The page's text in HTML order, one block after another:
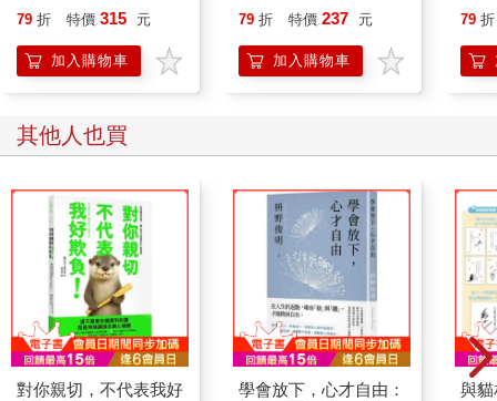
齡慢慢增長，當我們被教育要懂禮貌、要適當表達情緒、要考量
他人的感受，在這些外在規範的影響下，我們逐漸學會將真實的
感受藏在內心深處，開始用微笑掩蓋不悅，用沉默取代抗議，用
★你可以做的練習：
解釋，不需合理化，哪怕只是「我現在感覺有點悶，但不知道為
什麼……」。這是重新喚醒自我覺察的起點，是訓練自我覺察的
第一步，讓大腦從「空白」慢慢習慣連結身體與心裡的聲音。
自我表達必須建立在覺察與尊重自己內在感受的基礎之上，透過
這樣的方式，將長期以來被我們忽略的真實聲音找回來。只有重
新學習聆聽自己的情緒、理解自己的需求，我們才能從「被動適
應」的狀態中，走向「主動選擇」的人生。
79 折 特價 315 元
加入購物車
行動」打開大腦的行動
「行動派」的37個科
學方法
79 折 特價 237 元
加入購物車
79 折
其他人也買
對你親切，不代表我好
學會放下，心才自由：
與